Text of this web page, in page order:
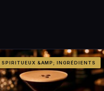
SPIRITUEUX &AMP; INGRÉDIENTS